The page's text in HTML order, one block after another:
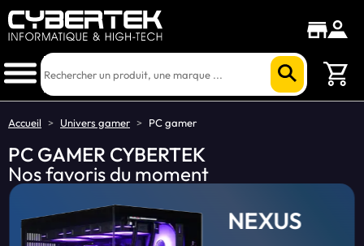
Accueil > Univers gamer > PC gamer
PC GAMER CYBERTEK
Nos favoris du moment
NEXUS